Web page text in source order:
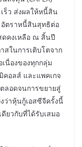
ร็ว ส่งผลให้หนี้สิน
อัตราหนี้สินสุทธิต่อ
ดคงเหลือ ณ สิ้นปี
สในการเติบโตจาก
นื่องของทุกกลุ่ม
อลส์ และแพคเกจ
ลอดจนการขยายสู่
ว่าหุ้นกู้เอสซีจีครั้งนี้
ยวกับที่ได้รับเสมอ